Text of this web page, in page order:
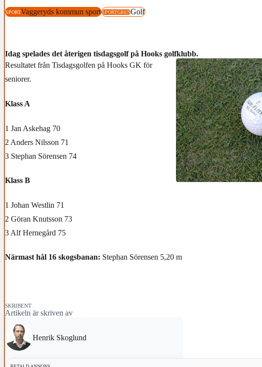
SPORTVaggeryds kommun sportSPORTGRENGolf
Idag spelades det återigen tisdagsgolf på Hooks golfklubb.
Resultatet från Tisdagsgolfen på Hooks GK för
seniorer.
Klass A
1 Jan Askehag 70
2 Anders Nilsson 71
3 Stephan Sörensen 74
Klass B
1 Johan Westlin 71
2 Göran Knutsson 73
3 Alf Hernegård 75
Närmast hål 16 skogsbanan: Stephan Sörensen 5,20 m
SKRIBENT
Artikeln är skriven av
Henrik Skoglund